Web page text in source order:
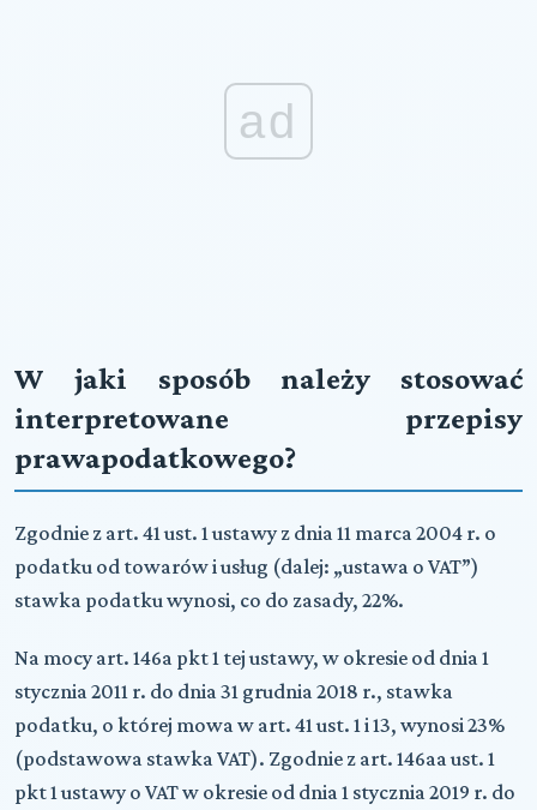
ad
W jaki sposób należy stosować
interpretowane przepisy
prawapodatkowego?
Zgodnie z art. 41 ust. 1 ustawy z dnia 11 marca 2004 r. o
podatku od towarów i usług (dalej: „ustawa o VAT”)
stawka podatku wynosi, co do zasady, 22%.
Na mocy art. 146a pkt 1 tej ustawy, w okresie od dnia 1
stycznia 2011 r. do dnia 31 grudnia 2018 r., stawka
podatku, o której mowa w art. 41 ust. 1 i 13, wynosi 23%
(podstawowa stawka VAT). Zgodnie z art. 146aa ust. 1
pkt 1 ustawy o VAT w okresie od dnia 1 stycznia 2019 r. do